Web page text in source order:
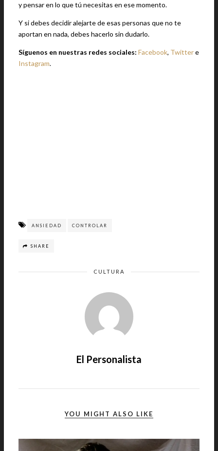
y pensar en lo que tú necesitas en ese momento.
Y si debes decidir alejarte de esas personas que no te
aportan en nada, debes hacerlo sin dudarlo.
Síguenos en nuestras redes sociales: Facebook, Twittere
Instagram.
ANSIEDAD CONTROLAR
SHARE
CULTURA
El Personalista
YOU MIGHT ALSO LIKE